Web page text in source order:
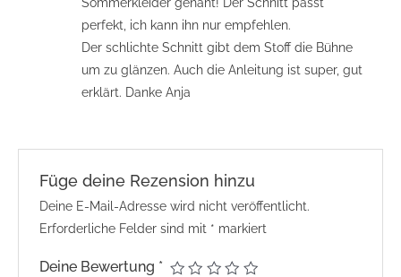
perfekt, ich kann ihn nur empfehlen.
Der schlichte Schnitt gibt dem Stoff die Bühne
um zu glänzen. Auch die Anleitung ist super, gut
erklärt. Danke Anja
Füge deine Rezension hinzu
Deine E-Mail-Adresse wird nicht veröffentlicht.
Erforderliche Felder sind mit * markiert
Deine Bewertung *